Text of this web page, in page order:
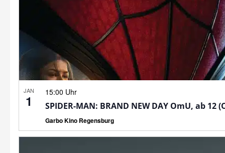
JAN
1
15:00 Uhr
SPIDER-MAN: BRAND NEW DAY OmU, ab 12
Garbo Kino Regensburg